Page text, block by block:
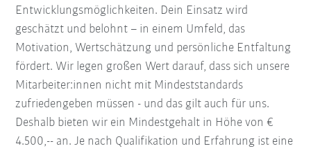
Entwicklungsmöglichkeiten. Dein Einsatz wird
geschätzt und belohnt – in einem Umfeld, das
Motivation, Wertschätzung und persönliche Entfaltung
fördert. Wir legen großen Wert darauf, dass sich unsere
Mitarbeiter:innen nicht mit Mindeststandards
zufriedengeben müssen - und das gilt auch für uns.
Deshalb bieten wir ein Mindestgehalt in Höhe von €
4.500,-- an. Je nach Qualifikation und Erfahrung ist eine